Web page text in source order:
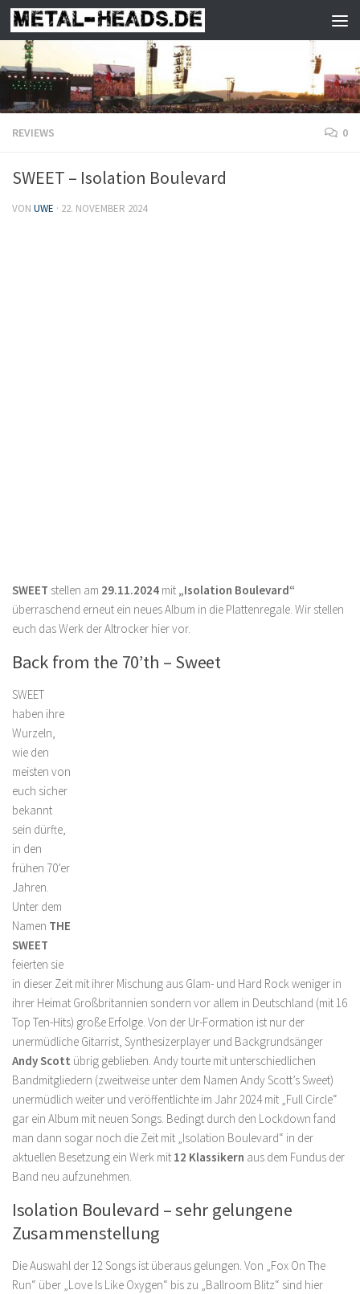
Zum Inhalt springen
REVIEWS 0
SWEET – Isolation Boulevard
VON UWE · 22. NOVEMBER 2024
SWEET stellen am 29.11.2024 mit „Isolation Boulevard“
überraschend erneut ein neues Album in die Plattenregale. Wir stellen
euch das Werk der Altrocker hier vor.
Back from the 70’th – Sweet
SWEET
haben ihre
Wurzeln,
wie den
meisten von
euch sicher
bekannt
sein dürfte,
in den
frühen 70’er
Jahren.
Unter dem
Namen THE
SWEET
feierten sie
in dieser Zeit mit ihrer Mischung aus Glam- und Hard Rock weniger in
ihrer Heimat Großbritannien sondern vor allem in Deutschland (mit 16
Top Ten-Hits) große Erfolge. Von der Ur-Formation ist nur der
unermüdliche Gitarrist, Synthesizerplayer und Backgrundsänger
Andy Scott übrig geblieben. Andy tourte mit unterschiedlichen
Bandmitgliedern (zweitweise unter dem Namen Andy Scott’s Sweet)
unermüdlich weiter und veröffentlichte im Jahr 2024 mit „Full Circle“
gar ein Album mit neuen Songs. Bedingt durch den Lockdown fand
man dann sogar noch die Zeit mit „Isolation Boulevard“ in der
aktuellen Besetzung ein Werk mit 12 Klassikern aus dem Fundus der
Band neu aufzunehmen.
Isolation Boulevard – sehr gelungene
Zusammenstellung
Die Auswahl der 12 Songs ist überaus gelungen. Von „Fox On The
Run“ über „Love Is Like Oxygen“ bis zu „Ballroom Blitz“ sind hier